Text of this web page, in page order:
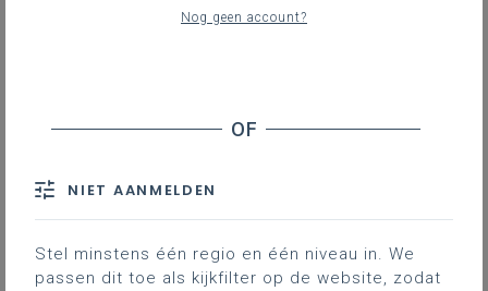
Duaal
Downloads
Nog geen account?
NIET AANMELDEN
Stel minstens één regio en één niveau in. We
passen dit toe als kijkfilter op de website, zodat